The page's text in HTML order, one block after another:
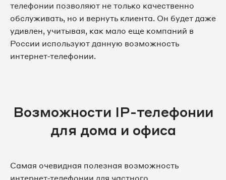
телефонии позволяют не только качественно
обслуживать, но и вернуть клиента. Он будет даже
удивлен, учитывая, как мало еще компаний в
России используют данную возможность
интернет-телефонии.
Возможности IP-телефонии
для дома и офиса
Самая очевидная полезная возможность
интернет-телефонии для частного